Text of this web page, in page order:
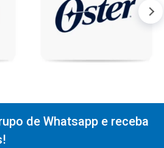
de Whatsapp e receba